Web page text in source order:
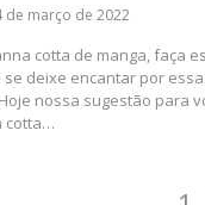
de março de 2022
cotta de manga, faça
se deixe encantar por essa
nossa sugestão para
cotta…